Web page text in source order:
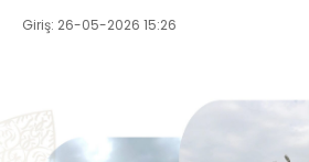
Giriş: 26-05-2026 15:26